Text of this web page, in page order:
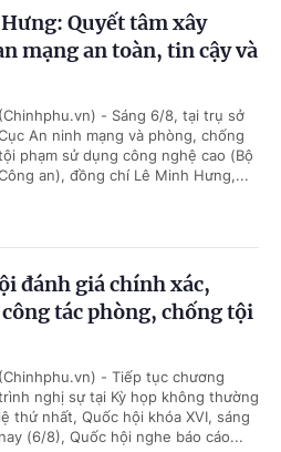
Quyết tâm xây
mạng an toàn, tin cậy và
(Chinhphu.vn) - Sáng 6/8, tại trụ sở
An ninh mạng và phòng, chống
phạm sử dụng công nghệ cao (Bộ
an), đồng chí Lê Minh Hưng,...
đánh giá chính xác,
tác phòng, chống tội
(Chinhphu.vn) - Tiếp tục chương
nghị sự tại Kỳ họp không thường
lệ thứ nhất, Quốc hội khóa XVI, sáng
nay (6/8), Quốc hội nghe báo cáo...